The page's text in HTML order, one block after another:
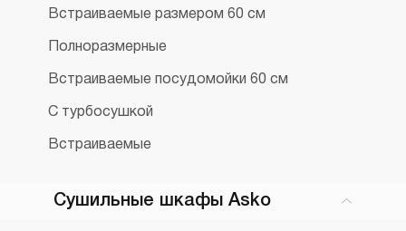
Встраиваемые размером 60 см
Полноразмерные
Встраиваемые посудомойки 60 см
С турбосушкой
Встраиваемые
Сушильные шкафы Asko